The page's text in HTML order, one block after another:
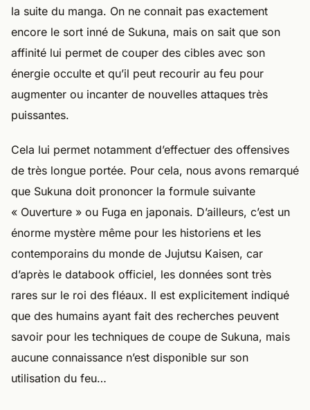
la suite du manga. On ne connait pas exactement
encore le sort inné de Sukuna, mais on sait que son
affinité lui permet de couper des cibles avec son
énergie occulte et qu’il peut recourir au feu pour
augmenter ou incanter de nouvelles attaques très
puissantes.
Cela lui permet notamment d’effectuer des offensives
de très longue portée. Pour cela, nous avons remarqué
que Sukuna doit prononcer la formule suivante
« Ouverture » ou Fuga en japonais. D’ailleurs, c’est un
énorme mystère même pour les historiens et les
contemporains du monde de Jujutsu Kaisen, car
d’après le databook officiel, les données sont très
rares sur le roi des fléaux. Il est explicitement indiqué
que des humains ayant fait des recherches peuvent
savoir pour les techniques de coupe de Sukuna, mais
aucune connaissance n’est disponible sur son
utilisation du feu…